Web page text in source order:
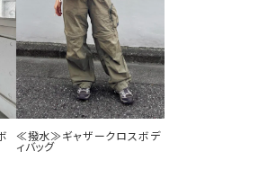
≪撥水≫ギャザークロスボデ
ィバッグ